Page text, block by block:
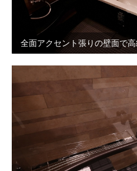
全面アクセント張りの壁面で